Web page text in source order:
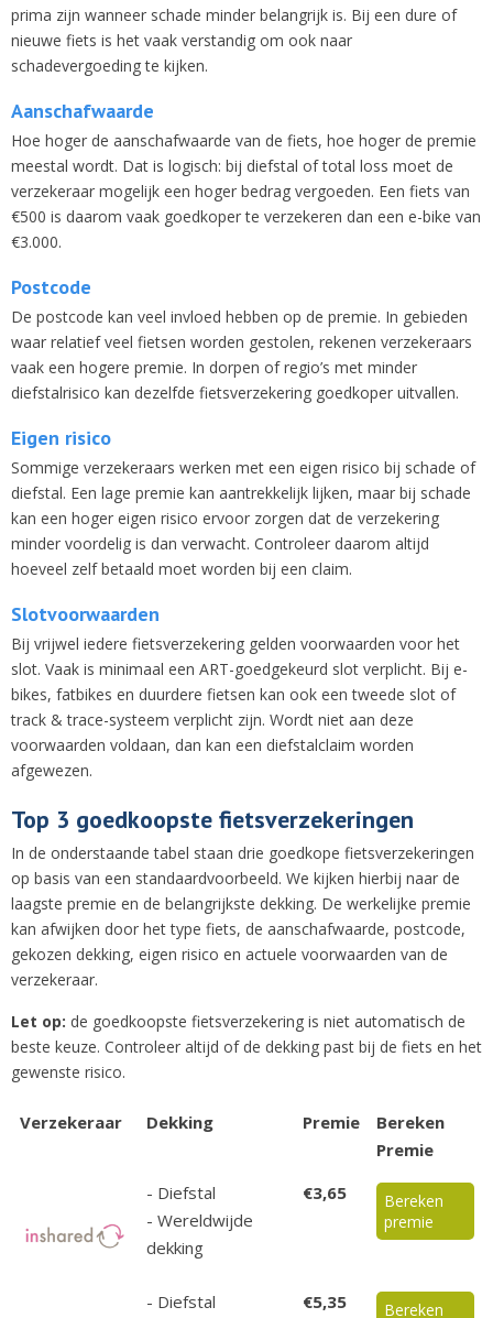
prima zijn wanneer schade minder belangrijk is. Bij een dure of
nieuwe fiets is het vaak verstandig om ook naar
schadevergoeding te kijken.
Aanschafwaarde
Hoe hoger de aanschafwaarde van de fiets, hoe hoger de premie
meestal wordt. Dat is logisch: bij diefstal of total loss moet de
verzekeraar mogelijk een hoger bedrag vergoeden. Een fiets van
€500 is daarom vaak goedkoper te verzekeren dan een e-bike van
€3.000.
Postcode
De postcode kan veel invloed hebben op de premie. In gebieden
waar relatief veel fietsen worden gestolen, rekenen verzekeraars
vaak een hogere premie. In dorpen of regio’s met minder
diefstalrisico kan dezelfde fietsverzekering goedkoper uitvallen.
Eigen risico
Sommige verzekeraars werken met een eigen risico bij schade of
diefstal. Een lage premie kan aantrekkelijk lijken, maar bij schade
kan een hoger eigen risico ervoor zorgen dat de verzekering
minder voordelig is dan verwacht. Controleer daarom altijd
hoeveel zelf betaald moet worden bij een claim.
Slotvoorwaarden
Bij vrijwel iedere fietsverzekering gelden voorwaarden voor het
slot. Vaak is minimaal een ART-goedgekeurd slot verplicht. Bij e-
bikes, fatbikes en duurdere fietsen kan ook een tweede slot of
track & trace-systeem verplicht zijn. Wordt niet aan deze
voorwaarden voldaan, dan kan een diefstalclaim worden
afgewezen.
Top 3 goedkoopste fietsverzekeringen
In de onderstaande tabel staan drie goedkope fietsverzekeringen
op basis van een standaardvoorbeeld. We kijken hierbij naar de
laagste premie en de belangrijkste dekking. De werkelijke premie
kan afwijken door het type fiets, de aanschafwaarde, postcode,
gekozen dekking, eigen risico en actuele voorwaarden van de
verzekeraar.
Let op: de goedkoopste fietsverzekering is niet automatisch de
beste keuze. Controleer altijd of de dekking past bij de fiets en het
gewenste risico.
Verzekeraar Dekking Premie
Bereken
Premie
- Diefstal
- Wereldwijde
dekking
€3,65
Bereken
premie
- Diefstal
€5,35
Bereken